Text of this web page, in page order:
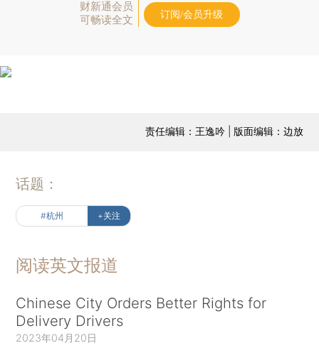
财新通会员
可畅读全文
订阅/会员升级
责任编辑：王逸吟 | 版面编辑：边放
话题：
#杭州 +关注
阅读英文报道
Chinese City Orders Better Rights for
Delivery Drivers
2023年04月20日